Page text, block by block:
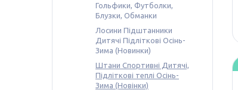
Гольфики, Футболки,
Блузки, Обманки
Лосини Підштанники
Дитячі Підліткові Осінь-
Зима (Новинки)
Штани Спортивні Дитячі,
Підліткові теплі Осінь-
Зима (Новінки)